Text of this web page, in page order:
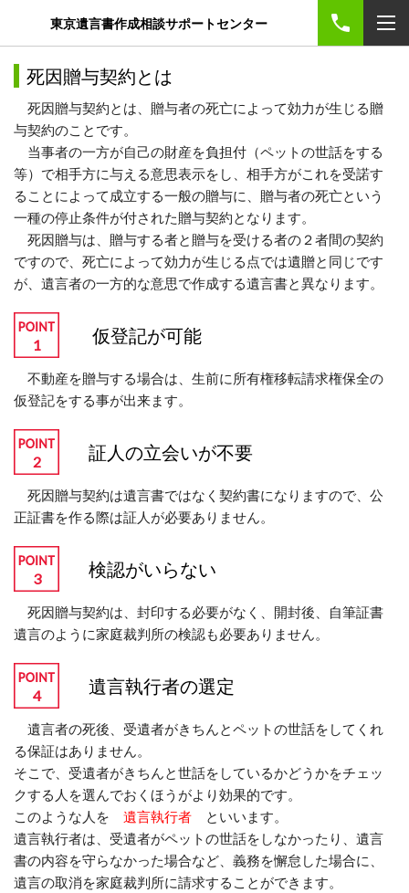
東京遺言書作成相談サポートセンター
死因贈与契約とは
死因贈与契約とは、贈与者の死亡によって効力が生じる贈
与契約のことです。
当事者の一方が自己の財産を負担付（ペットの世話をする
等）で相手方に与える意思表示をし、相手方がこれを受諾す
ることによって成立する一般の贈与に、贈与者の死亡という
一種の停止条件が付された贈与契約となります。
死因贈与は、贈与する者と贈与を受ける者の２者間の契約
ですので、死亡によって効力が生じる点では遺贈と同じです
が、遺言者の一方的な意思で作成する遺言書と異なります。
仮登記が可能
不動産を贈与する場合は、生前に所有権移転請求権保全の
仮登記をする事が出来ます。
証人の立会いが不要
死因贈与契約は遺言書ではなく契約書になりますので、公
正証書を作る際は証人が必要ありません。
検認がいらない
死因贈与契約は、封印する必要がなく、開封後、自筆証書
遺言のように家庭裁判所の検認も必要ありません。
遺言執行者の選定
遺言者の死後、受遺者がきちんとペットの世話をしてくれ
る保証はありません。
そこで、受遺者がきちんと世話をしているかどうかをチェッ
クする人を選んでおくほうがより効果的です。
このような人を 遺言執行者 といいます。
遺言執行者は、受遺者がペットの世話をしなかったり、遺言
書の内容を守らなかった場合など、義務を懈怠した場合に、
遺言の取消を家庭裁判所に請求することができます。